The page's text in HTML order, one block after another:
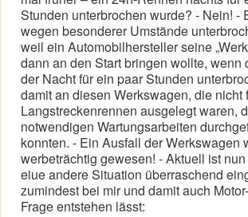
Stunden unterbrochen wurde? - Nein! -
wegen besonderer Umstände
weil ein Automobilhersteller seine
dann an den Start bringen wollte, wenn
der Nacht für ein paar Stunden
damit an diesen Werkswagen, die nicht
Langstreckenrennen ausgelegt waren,
notwendigen Wartungsarbeiten
konnten. - Ein Ausfall der Werkswagen
werbeträchtig gewesen! - Aktuell ist
eiue andere Situation überraschend
zumindest bei mir und damit auch
Frage entstehen lässt: